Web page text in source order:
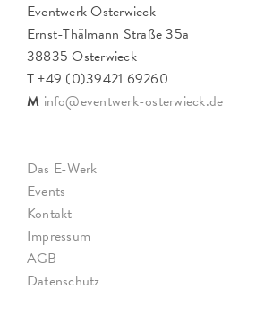
Eventwerk Osterwieck
Ernst-Thälmann Straße 35a
38835 Osterwieck
T+49 (0)39421 69260
M info@eventwerk-osterwieck.de
Das E-Werk
Events
Kontakt
Impressum
AGB
Datenschutz